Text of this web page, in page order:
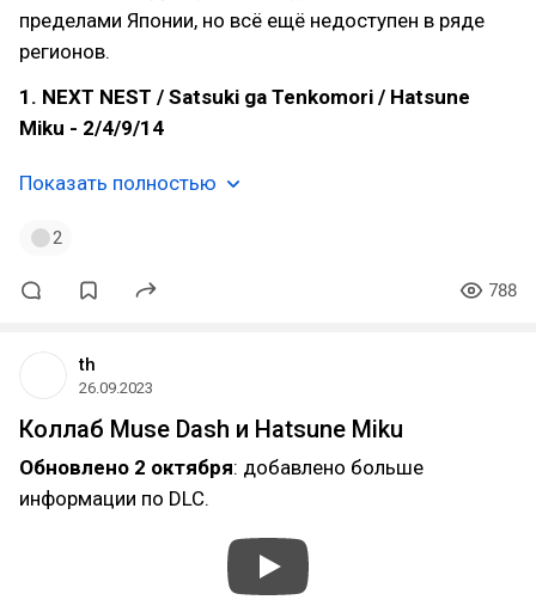
пределами Японии, но всё ещё недоступен в ряде
регионов.
1. NEXT NEST / Satsuki ga Tenkomori / Hatsune
Miku - 2/4/9/14
Показать полностью
2
788
th
26.09.2023
Коллаб Muse Dash и Hatsune Miku
Обновлено 2 октября: добавлено больше
информации по DLC.